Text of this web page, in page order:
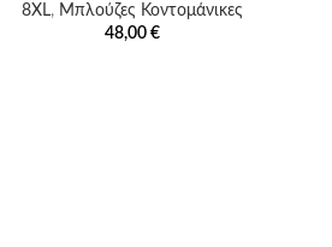
Προϊόν Χρώμα
8XL, Μπλούζες Κοντομάνικες
48,00 €